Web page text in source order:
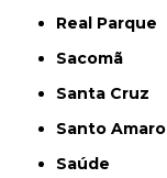
Real Parque
Sacomã
Santa Cruz
Santo Amaro
Saúde